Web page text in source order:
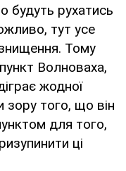
будуть рухатись
тут усе
Тому
Волноваха,
жодної
зору того, що він
для того,
ці